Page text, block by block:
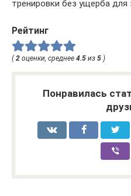
тренировки без ущерба для
Рейтинг
(2 оценки, среднее 4.5 из 5 )
Понравилась